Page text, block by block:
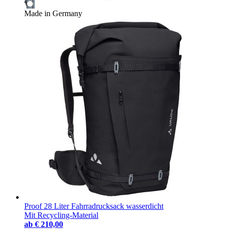
Made in Germany
Proof 28 Liter Fahrradrucksack wasserdicht
Mit Recycling-Material
ab € 210,00